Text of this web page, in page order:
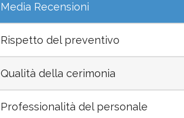
Media Recensioni
Rispetto del preventivo
Qualità della cerimonia
Professionalità del personale